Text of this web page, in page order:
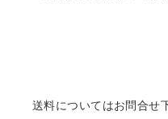
送料についてはお問合せ